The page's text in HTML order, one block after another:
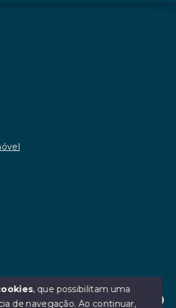
, que possibilitam uma
de navegação.Ao continuar,